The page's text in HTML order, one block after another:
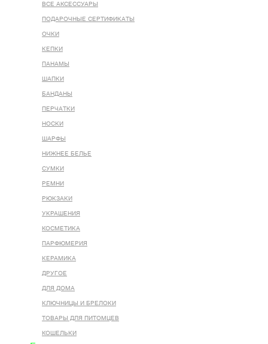
ВСЕ AКСЕССУАРЫ
ПОДАРОЧНЫЕ СЕРТИФИКАТЫ
ОЧКИ
КЕПКИ
ПАНАМЫ
ШАПКИ
БАНДАНЫ
ПЕРЧАТКИ
НОСКИ
ШАРФЫ
НИЖНЕЕ БЕЛЬЕ
СУМКИ
РЕМНИ
РЮКЗАКИ
УКРАШЕНИЯ
КОСМЕТИКА
ПАРФЮМЕРИЯ
КЕРАМИКА
ДРУГОЕ
ДЛЯ ДОМА
КЛЮЧНИЦЫ И БРЕЛОКИ
ТОВАРЫ ДЛЯ ПИТОМЦЕВ
КОШЕЛЬКИ